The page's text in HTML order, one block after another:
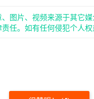
图片、视频来源于其它
任。如有任何侵犯个人